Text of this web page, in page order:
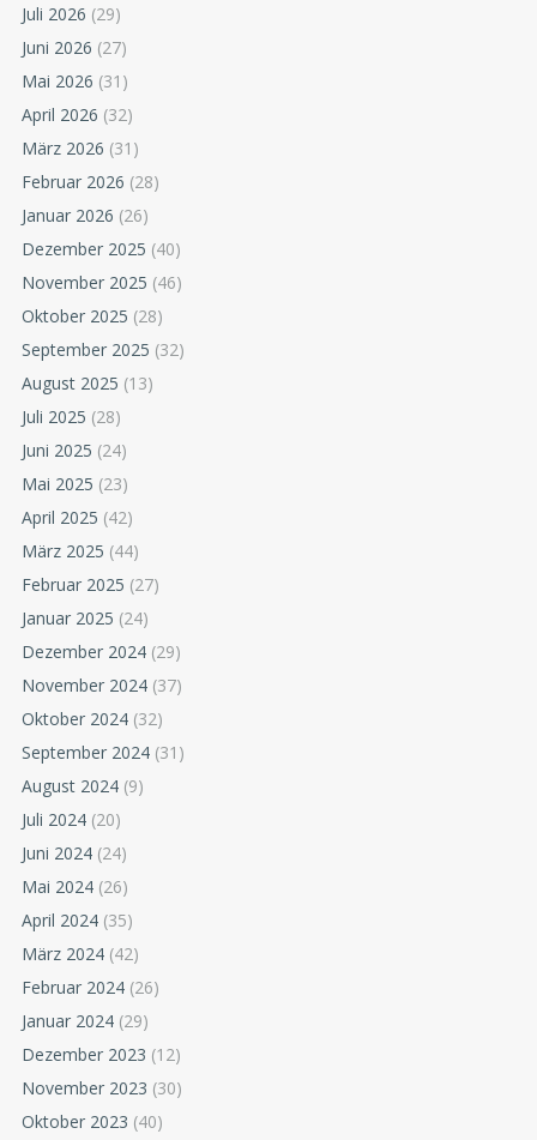
Juli 2026 (29)
Juni 2026 (27)
Mai 2026 (31)
April 2026 (32)
März 2026 (31)
Februar 2026 (28)
Januar 2026 (26)
Dezember 2025 (40)
November 2025 (46)
Oktober 2025 (28)
September 2025 (32)
August 2025 (13)
Juli 2025 (28)
Juni 2025 (24)
Mai 2025 (23)
April 2025 (42)
März 2025 (44)
Februar 2025 (27)
Januar 2025 (24)
Dezember 2024 (29)
November 2024 (37)
Oktober 2024 (32)
September 2024 (31)
August 2024 (9)
Juli 2024 (20)
Juni 2024 (24)
Mai 2024 (26)
April 2024 (35)
März 2024 (42)
Februar 2024 (26)
Januar 2024 (29)
Dezember 2023 (12)
November 2023 (30)
Oktober 2023 (40)